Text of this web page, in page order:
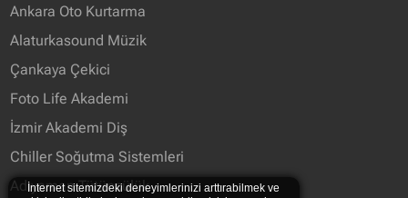
Ankara Oto Kurtarma
Alaturkasound Müzik
Çankaya Çekici
Foto Life Akademi
İzmir Akademi Diş
Chiller Soğutma Sistemleri
Adıyaman Tütüncülük
İnternet sitemizdeki deneyimlerinizi arttırabilmek ve